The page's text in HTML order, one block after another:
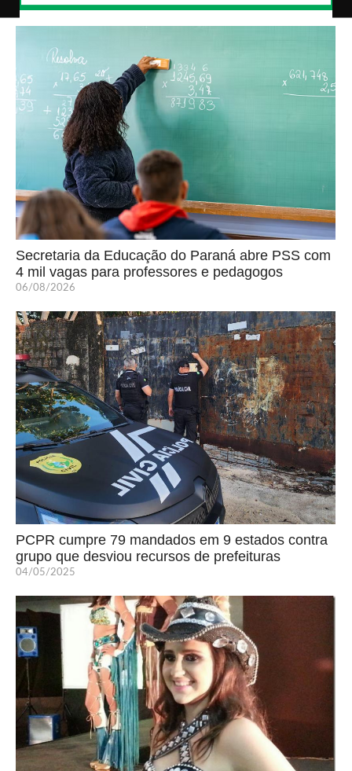
Secretaria da Educação do Paraná abre PSS com
4 mil vagas para professores e pedagogos
06/08/2026
PCPR cumpre 79 mandados em 9 estados contra
grupo que desviou recursos de prefeituras
04/05/2025